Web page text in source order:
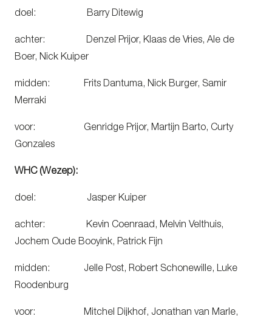
doel: Barry Ditewig
achter: Denzel Prijor, Klaas de Vries, Ale de
Boer, Nick Kuiper
midden: Frits Dantuma, Nick Burger, Samir
Merraki
voor: Genridge Prijor, Martijn Barto, Curty
Gonzales
WHC (Wezep):
doel: Jasper Kuiper
achter: Kevin Coenraad, Melvin Velthuis,
Jochem Oude Booyink, Patrick Fijn
midden: Jelle Post, Robert Schonewille, Luke
Roodenburg
voor: Mitchel Dijkhof, Jonathan van Marle,